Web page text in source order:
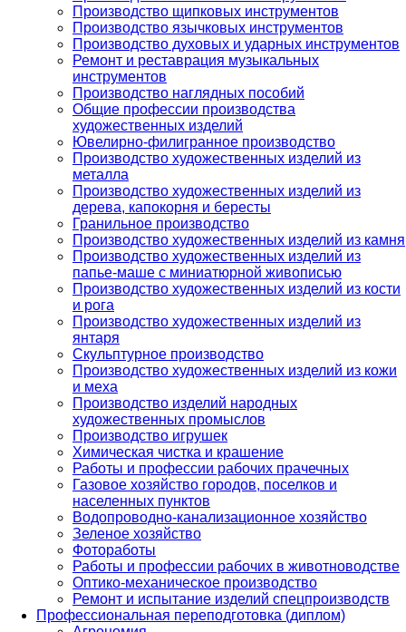
Производство щипковых инструментов
Производство язычковых инструментов
Производство духовых и ударных инструментов
Ремонт и реставрация музыкальных
инструментов
Производство наглядных пособий
Общие профессии производства
художественных изделий
Ювелирно-филигранное производство
Производство художественных изделий из
металла
Производство художественных изделий из
дерева, капокорня и бересты
Гранильное производство
Производство художественных изделий из камня
Производство художественных изделий из
папье-маше с миниатюрной живописью
Производство художественных изделий из кости
и рога
Производство художественных изделий из
янтаря
Скульптурное производство
Производство художественных изделий из кожи
и меха
Производство изделий народных
художественных промыслов
Производство игрушек
Химическая чистка и крашение
Работы и профессии рабочих прачечных
Газовое хозяйство городов, поселков и
населенных пунктов
Водопроводно-канализационное хозяйство
Зеленое хозяйство
Фотоработы
Работы и профессии рабочих в животноводстве
Оптико-механическое производство
Ремонт и испытание изделий спецпроизводств
Профессиональная переподготовка (диплом)